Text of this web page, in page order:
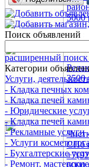
5000
3500
СПб
Поиск объявлений
расширенный поиск
Категории
Услуги,
- Кладка печных
- Кладка печей
- Юридические
- Кладка печей
- Рекламные услуги
- Услуги
- Бухгалтерские
- Ремонт, мастерские